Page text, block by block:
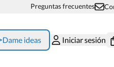
Preguntas frecuentes
Dame ideas Iniciar sesión